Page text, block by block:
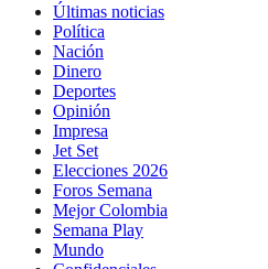
Últimas noticias
Política
Nación
Dinero
Deportes
Opinión
Impresa
Jet Set
Elecciones 2026
Foros Semana
Mejor Colombia
Semana Play
Mundo